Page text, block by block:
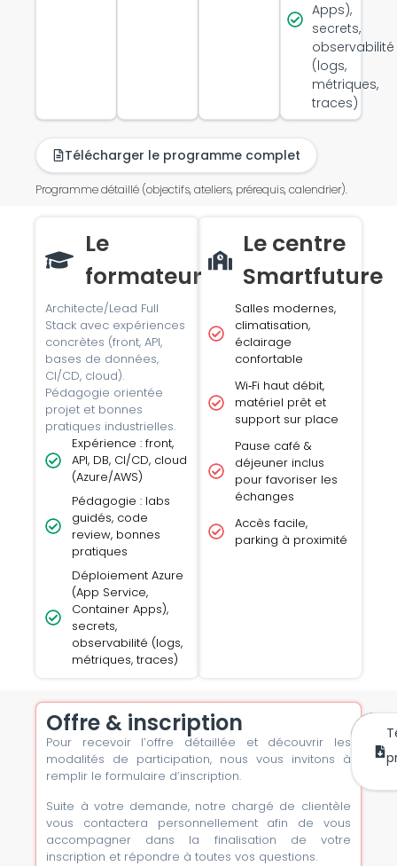
Apps),
secrets,
observabilité
(logs,
métriques,
traces)
Télécharger le programme complet
Programme détaillé (objectifs, ateliers, prérequis, calendrier).
Le
formateur
Architecte/Lead Full
Stack avec expériences
concrètes (front, API,
bases de données,
CI/CD, cloud).
Pédagogie orientée
projet et bonnes
pratiques industrielles.
Expérience : front,
API, DB, CI/CD, cloud
(Azure/AWS)
Pédagogie : labs
guidés, code
review, bonnes
pratiques
Déploiement Azure
(App Service,
Container Apps),
secrets,
observabilité (logs,
métriques, traces)
Le centre
Smartfuture
Salles modernes,
climatisation,
éclairage
confortable
Wi‑Fi haut débit,
matériel prêt et
support sur place
Pause café &
déjeuner inclus
pour favoriser les
échanges
Accès facile,
parking à proximité
Offre & inscription
Pour recevoir l’offre détaillée et découvrir les
modalités de participation, nous vous invitons à
remplir le formulaire d’inscription.
Suite à votre demande, notre chargé de clientèle
vous contactera personnellement afin de vous
accompagner dans la finalisation de votre
inscription et répondre à toutes vos questions.